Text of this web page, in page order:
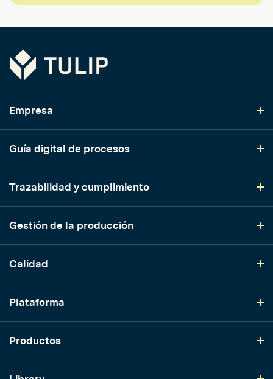
Tulip
Empresa
Guía digital de procesos
Trazabilidad y cumplimiento
Gestión de la producción
Calidad
Plataforma
Productos